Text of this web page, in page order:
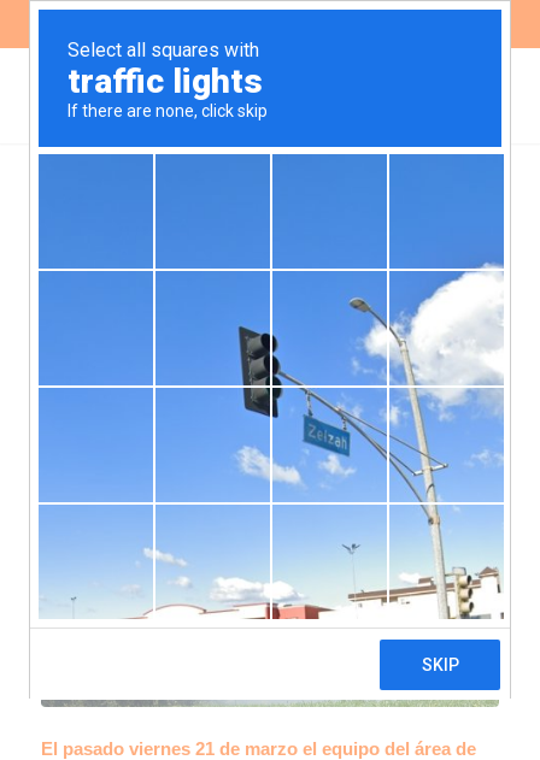
de la causa que discute la
constitucionalidad de las
«Zonas de Resguardo
Ambiental»
El pasado viernes 21 de marzo el equipo del área de